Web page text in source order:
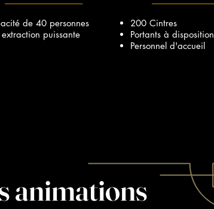
de 40 personnes
extraction puissante
200 Cintres
Portants à disposition
Personnel d'accueil
animations